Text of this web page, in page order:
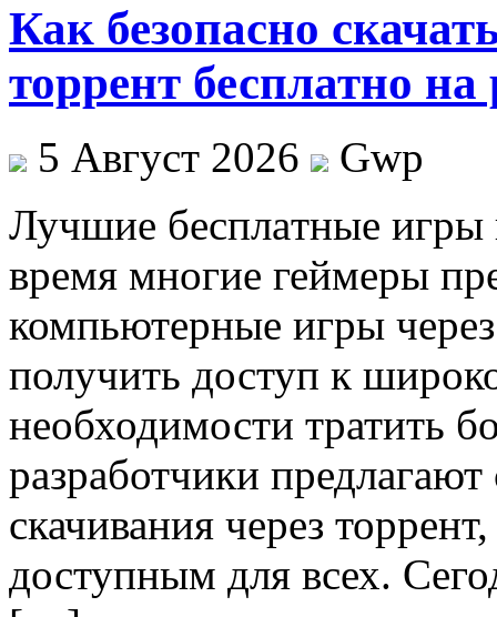
Как безопасно
торрент бесплатно
5 Август 2026
Gwp
Лучшиe бeсплaтныe
время многие геймеры
компьютерные игры
получить доступ к
необходимости тратить
разработчики
скачивания через
доступным для всех.